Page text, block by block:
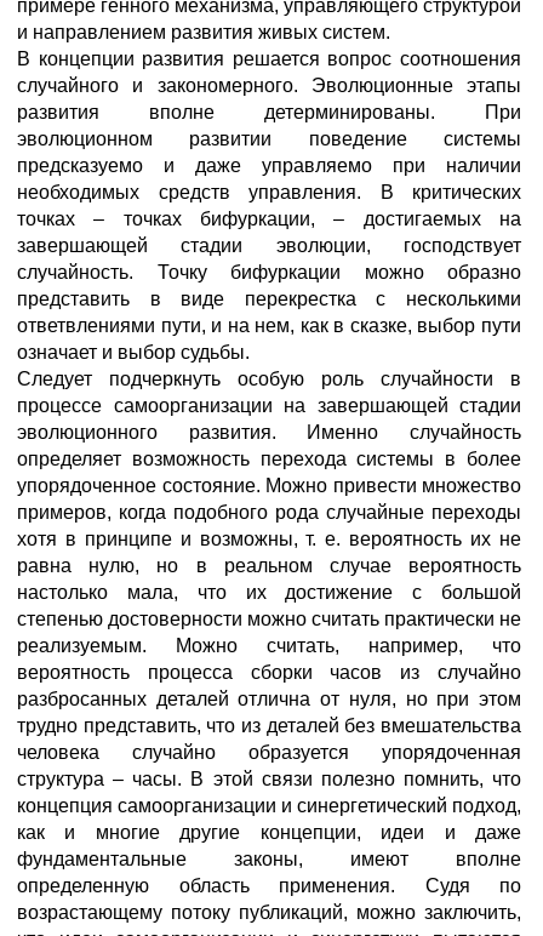
примере генного механизма, управляющего структурой
и направлением развития живых систем.
В концепции развития решается вопрос соотношения
случайного и закономерного. Эволюционные этапы
развития вполне детерминированы. При
эволюционном развитии поведение системы
предсказуемо и даже управляемо при наличии
необходимых средств управления. В критических
точках – точках бифуркации, – достигаемых на
завершающей стадии эволюции, господствует
случайность. Точку бифуркации можно образно
представить в виде перекрестка с несколькими
ответвлениями пути, и на нем, как в сказке, выбор пути
означает и выбор судьбы.
Следует подчеркнуть особую роль случайности в
процессе самоорганизации на завершающей стадии
эволюционного развития. Именно случайность
определяет возможность перехода системы в более
упорядоченное состояние. Можно привести множество
примеров, когда подобного рода случайные переходы
хотя в принципе и возможны, т. е. вероятность их не
равна нулю, но в реальном случае вероятность
настолько мала, что их достижение с большой
степенью достоверности можно считать практически не
реализуемым. Можно считать, например, что
вероятность процесса сборки часов из случайно
разбросанных деталей отлична от нуля, но при этом
трудно представить, что из деталей без вмешательства
человека случайно образуется упорядоченная
структура – часы. В этой связи полезно помнить, что
концепция самоорганизации и синергетический подход,
как и многие другие концепции, идеи и даже
фундаментальные законы, имеют вполне
определенную область применения. Судя по
возрастающему потоку публикаций, можно заключить,